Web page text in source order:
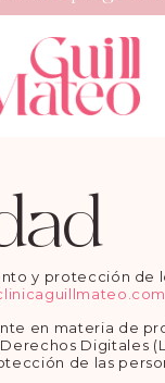
y protección
en materia de
Digitales
de las